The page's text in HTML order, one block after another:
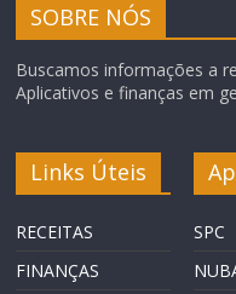
SOBRE NÓS
Buscamos informações a
Aplicativos e finanças em
Links Úteis
RECEITAS
FINANÇAS
SPC